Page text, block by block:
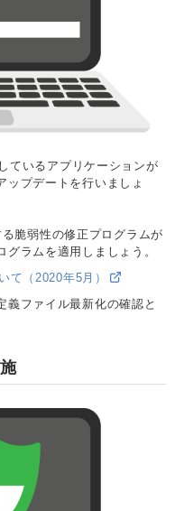
ているアプリケーションが
ップデートを行いましょ
脆弱性の修正プログラムが
ラムを適用しましょう。
て（2020年5月）
義ファイル最新化の確認と